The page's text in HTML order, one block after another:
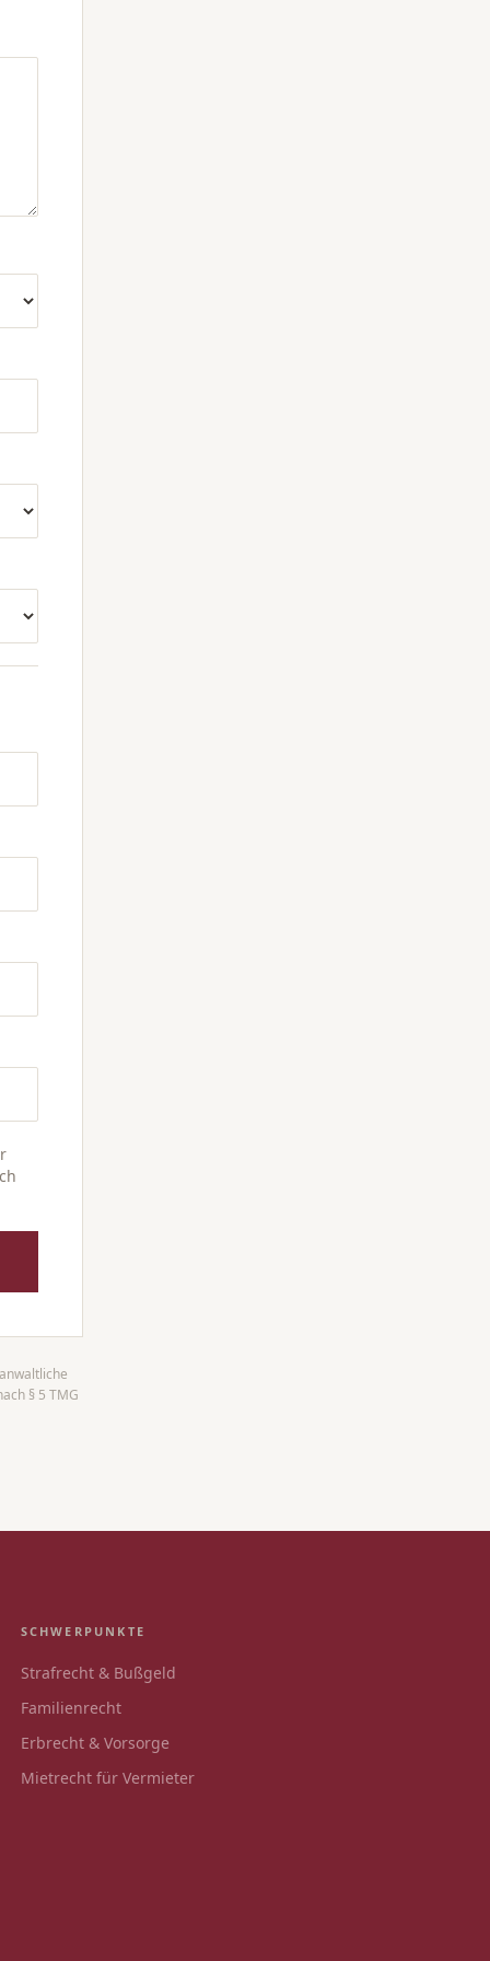
§ 5 TMG
SCHWERPUNKTE
Strafrecht & Bußgeld
Familienrecht
Erbrecht & Vorsorge
Mietrecht für Vermieter